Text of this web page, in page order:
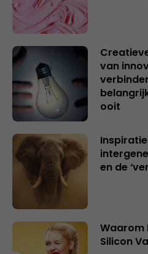
van
ooit
en de
Waarom
Silicon